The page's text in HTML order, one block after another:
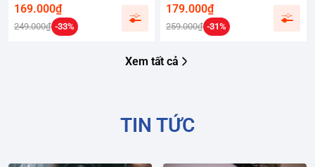
169.000₫
249.000₫ -33%
nhiều mẫu lựa chọn có
kèm phụ kiện sỏi nền và
179.000₫
259.000₫ -31%
Xem tất cả
TIN TỨC